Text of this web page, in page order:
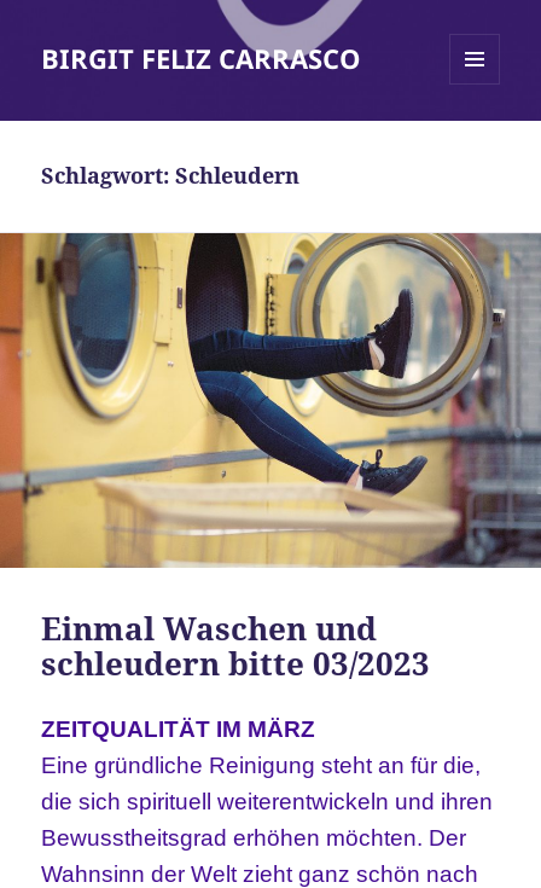
BIRGIT FELIZ CARRASCO
Schlagwort:Schleudern
Einmal Waschen und
schleudern bitte 03/2023
ZEITQUALITÄT IM MÄRZ
Eine gründliche Reinigung steht an für die,
die sich spirituell weiterentwickeln und ihren
Bewusstheitsgrad erhöhen möchten. Der
Wahnsinn der Welt zieht ganz schön nach